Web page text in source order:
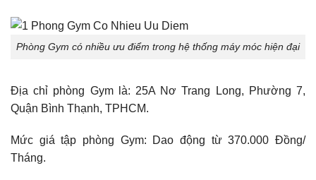
Phòng Gym có nhiều ưu điểm trong hệ thống máy móc hiện đại
Địa chỉ phòng Gym là: 25A Nơ Trang Long, Phường 7,
Quận Bình Thạnh, TPHCM.
Mức giá tập phòng Gym: Dao động từ 370.000 Đồng/
Tháng.